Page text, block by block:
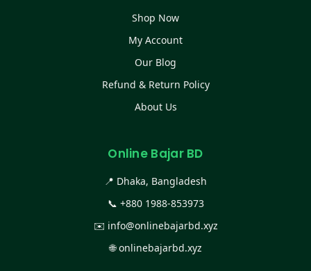
Shop Now
My Account
Our Blog
Refund & Return Policy
About Us
Online Bajar BD
📍 Dhaka, Bangladesh
📞 +880 1988-853973
✉️ info@onlinebajarbd.xyz
🌐onlinebajarbd.xyz